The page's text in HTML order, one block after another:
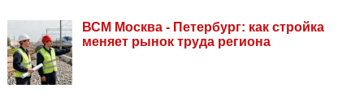
ВСМ Москва - Петербург: как стройка
меняет рынок труда региона